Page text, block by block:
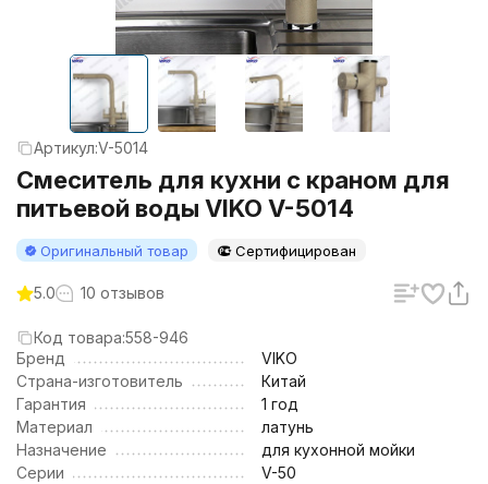
Артикул:V-5014
Смеситель для кухни с краном для
питьевой воды VIKO V-5014
Оригинальный товар Сертифицирован
5.0 10 отзывов
Код товара:558-946
Бренд
VIKO
Страна-изготовитель
Китай
Гарантия
1 год
Материал
латунь
Назначение
для кухонной мойки
Серии
V-50